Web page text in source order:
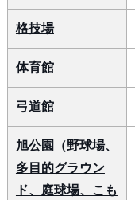
格技場
体育館
弓道館
旭公園（野球場、
多目的グラウン
ド、庭球場、こも